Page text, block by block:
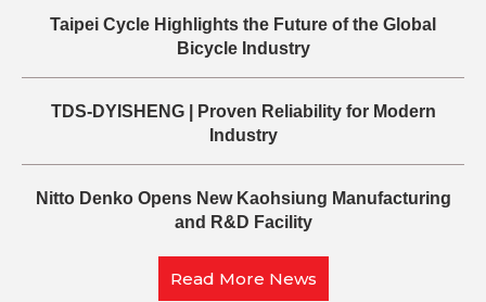
Taipei Cycle Highlights the Future of the Global
Bicycle Industry
TDS-DYISHENG | Proven Reliability for Modern
Industry
Nitto Denko Opens New Kaohsiung Manufacturing
and R&D Facility
Read More News